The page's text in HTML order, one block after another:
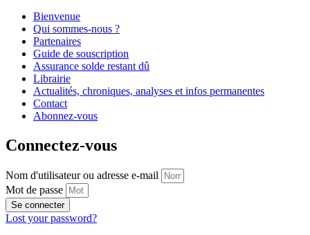
Bienvenue
Qui sommes-nous ?
Partenaires
Guide de souscription
Assurance solde restant dû
Librairie
Actualités, chroniques, analyses et infos permanentes
Contact
Abonnez-vous
Connectez-vous
Nom d'utilisateur ou adresse e-mail
Mot de passe
Se connecter
Lost your password?